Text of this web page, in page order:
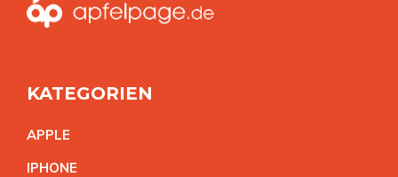
KATEGORIEN
APPLE
IPHONE